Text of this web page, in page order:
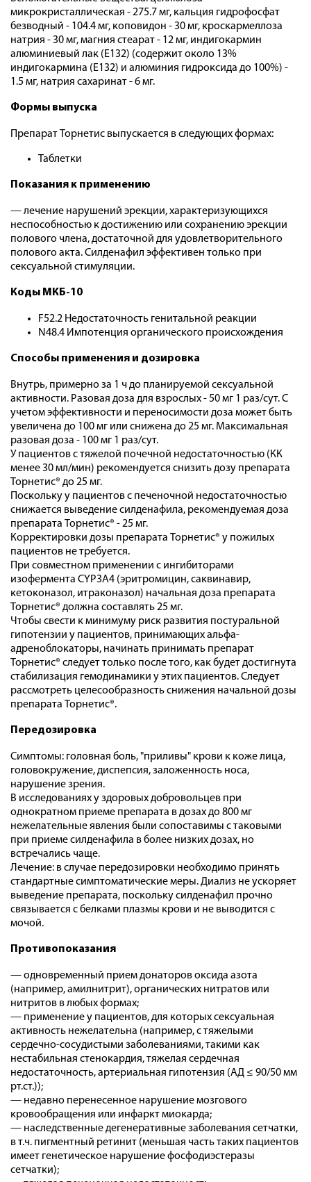
микрокристаллическая - 275.7 мг, кальция гидрофосфат
безводный - 104.4 мг, коповидон - 30 мг, кроскармеллоза
натрия - 30 мг, магния стеарат - 12 мг, индигокармин
алюминиевый лак (Е132) (содержит около 13%
индигокармина (Е132) и алюминия гидроксида до 100%) -
1.5 мг, натрия сахаринат - 6 мг.
Формы выпуска
Препарат Торнетис выпускается в следующих формах:
Таблетки
Показания к применению
— лечение нарушений эрекции, характеризующихся
неспособностью к достижению или сохранению эрекции
полового члена, достаточной для удовлетворительного
полового акта. Силденафил эффективен только при
сексуальной стимуляции.
Коды МКБ-10
F52.2 Недостаточность генитальной реакции
N48.4 Импотенция органического происхождения
Способы применения и дозировка
Внутрь, примерно за 1 ч до планируемой сексуальной
активности. Разовая доза для взрослых - 50 мг 1 раз/сут. С
учетом эффективности и переносимости доза может быть
увеличена до 100 мг или снижена до 25 мг. Максимальная
разовая доза - 100 мг 1 раз/сут.
У пациентов с тяжелой почечной недостаточностью (КК
менее 30 мл/мин) рекомендуется снизить дозу препарата
Торнетис® до 25 мг.
Поскольку у пациентов с печеночной недостаточностью
снижается выведение силденафила, рекомендуемая доза
препарата Торнетис® - 25 мг.
Корректировки дозы препарата Торнетис® у пожилых
пациентов не требуется.
При совместном применении с ингибиторами
изофермента CYP3A4 (эритромицин, саквинавир,
кетоконазол, итраконазол) начальная доза препарата
Торнетис® должна составлять 25 мг.
Чтобы свести к минимуму риск развития постуральной
гипотензии у пациентов, принимающих альфа-
адреноблокаторы, начинать принимать препарат
Торнетис® следует только после того, как будет достигнута
стабилизация гемодинамики у этих пациентов. Следует
рассмотреть целесообразность снижения начальной дозы
препарата Торнетис®.
Передозировка
Симптомы: головная боль, "приливы" крови к коже лица,
головокружение, диспепсия, заложенность носа,
нарушение зрения.
В исследованиях у здоровых добровольцев при
однократном приеме препарата в дозах до 800 мг
нежелательные явления были сопоставимы с таковыми
при приеме силденафила в более низких дозах, но
встречались чаще.
Лечение: в случае передозировки необходимо принять
стандартные симптоматические меры. Диализ не ускоряет
выведение препарата, поскольку силденафил прочно
связывается с белками плазмы крови и не выводится с
мочой.
Противопоказания
— одновременный прием донаторов оксида азота
(например, амилнитрит), органических нитратов или
нитритов в любых формах;
— применение у пациентов, для которых сексуальная
активность нежелательна (например, с тяжелыми
сердечно-сосудистыми заболеваниями, такими как
нестабильная стенокардия, тяжелая сердечная
недостаточность, артериальная гипотензия (АД ≤ 90/50 мм
рт.ст.));
— недавно перенесенное нарушение мозгового
кровообращения или инфаркт миокарда;
— наследственные дегенеративные заболевания сетчатки,
в т.ч. пигментный ретинит (меньшая часть таких пациентов
имеет генетическое нарушение фосфодиэстеразы
сетчатки);